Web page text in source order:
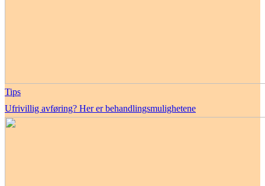
Tips
Ufrivillig avføring? Her er behandlingsmulighetene